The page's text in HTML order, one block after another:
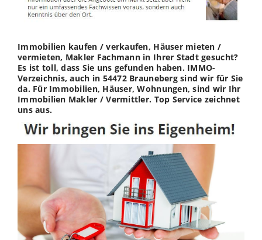
Immobilien kaufen / verkaufen, Häuser mieten /
vermieten, Makler Fachmann in Ihrer Stadt gesucht?
Es ist toll, dass Sie uns gefunden haben. IMMO-
Verzeichnis, auch in 54472 Brauneberg sind wir für Sie
da. Für Immobilien, Häuser, Wohnungen, sind wir Ihr
Immobilien Makler / Vermittler. Top Service zeichnet
uns aus.